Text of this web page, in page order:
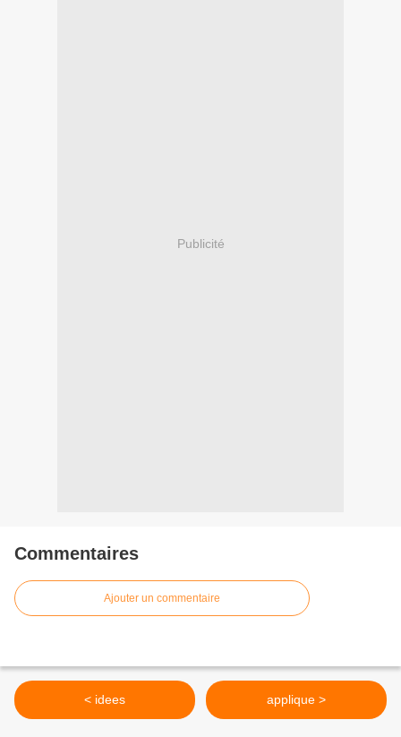
Publicité
Commentaires
Ajouter un commentaire
< idees applique >